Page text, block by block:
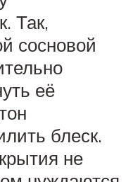
Так,
сосновой
её
блеск.
не